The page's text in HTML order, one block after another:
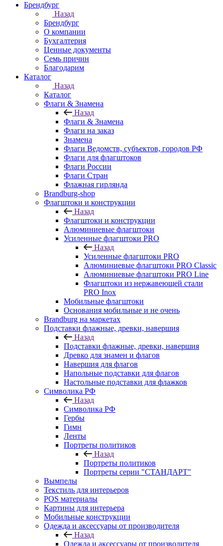
Брендбург
Назад
Брендбург
О компании
Бухгалтерия
Ценные документы
Семь причин
Благодарим
Каталог
Назад
Каталог
Флаги & Знамена
Назад
Флаги & Знамена
Флаги на заказ
Знамена
Флаги Ведомств, субъектов, городов РФ
Флаги для флагштоков
Флаги России
Флаги Стран
Флажная гирлянда
Brandburg-shop
Флагштоки и конструкции
Назад
Флагштоки и конструкции
Алюминиевые флагштоки
Усиленные флагштоки PRO
Назад
Усиленные флагштоки PRO
Алюминиевые флагштоки PRO Classic
Алюминиевые флагштоки PRO Line
Флагштоки из нержавеющей стали
PRO Inox
Мобильные флагштоки
Основания мобильные и не очень
Brandburg на маркетах
Подставки флажные, древки, навершия
Назад
Подставки флажные, древки, навершия
Древко для знамен и флагов
Навершия для флагов
Напольные подставки для флагов
Настольные подставки для флажков
Символика РФ
Назад
Символика РФ
Гербы
Гимн
Ленты
Портреты политиков
Назад
Портреты политиков
Портреты серии "СТАНДАРТ"
Вымпелы
Текстиль для интерьеров
POS материалы
Картины для интерьера
Мобильные конструкции
Одежда и аксессуары от производителя
Назад
Одежда и аксессуары от производителя